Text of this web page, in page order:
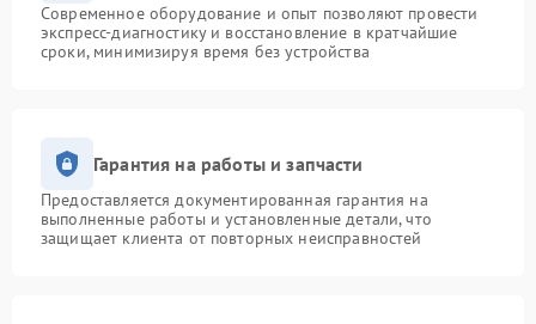
Современное оборудование и опыт позволяют провести
экспресс-диагностику и восстановление в кратчайшие
сроки, минимизируя время без устройства
Гарантия на работы и запчасти
Предоставляется документированная гарантия на
выполненные работы и установленные детали, что
защищает клиента от повторных неисправностей